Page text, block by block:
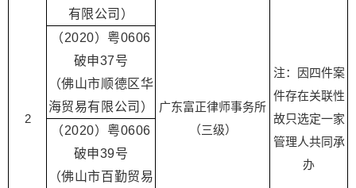
2
有限公司）
广东富正律师事务所
（三级）
注：因四件案
件存在关联性
故只选定一家
管理人共同承
办
（2020）粤0606
破申37号
（佛山市顺德区华
海贸易有限公司）
（2020）粤0606
破申39号
（佛山市百勤贸易